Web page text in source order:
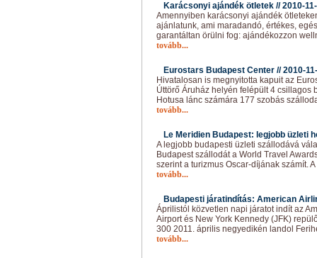
Karácsonyi ajándék ötletek //2010-
Amennyiben karácsonyi ajándék
ajánlatunk, ami maradandó, értékes,
garantáltan örülni fog: ajándékozzon
tovább...
Eurostars Budapest Center //2010-
Hivatalosan is megnyitotta kapuit az
Úttörő Áruház helyén felépült 4 csillagos
Hotusa lánc számára 177 szobás
tovább...
Le Meridien Budapest: legjobb üzleti
A legjobb budapesti üzleti szállodává
Budapest szállodát a World Travel
szerint a turizmus Oscar-díjának számít.
tovább...
Budapesti járatindítás: American
Áprilistól közvetlen napi járatot indít az
Airport és New York Kennedy (JFK)
300 2011. április negyedikén landol
tovább...